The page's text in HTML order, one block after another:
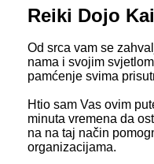
Reiki Dojo
Od srca vam se
nama i svojim
pamćenje svima
Htio sam Vas ovim
minuta vremena da
na na taj način
organizacijama.